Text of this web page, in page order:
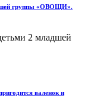
группы «ОВОЩИ».
2 младшей
валенок и